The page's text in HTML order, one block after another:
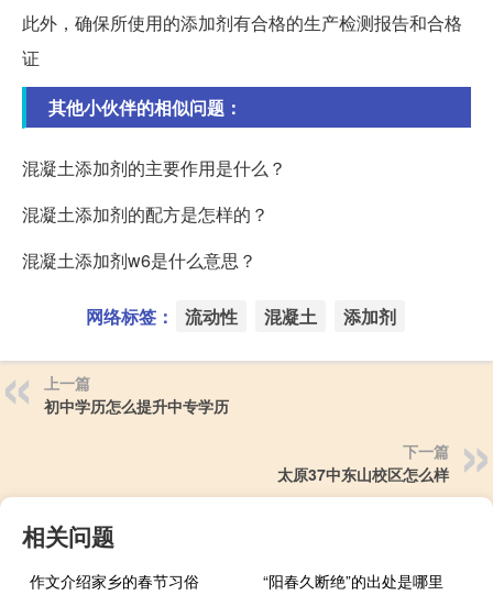
此外，确保所使用的添加剂有合格的生产检测报告和合格
证
其他小伙伴的相似问题：
混凝土添加剂的主要作用是什么？
混凝土添加剂的配方是怎样的？
混凝土添加剂w6是什么意思？
网络标签： 流动性 混凝土 添加剂
上一篇
初中学历怎么提升中专学历
下一篇
太原37中东山校区怎么样
相关问题
作文介绍家乡的春节习俗
“阳春久断绝”的出处是哪里